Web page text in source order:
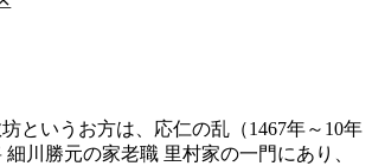
というお方は、応仁の乱（1467年～10年
川勝元の家老職 里村家の一門にあり、